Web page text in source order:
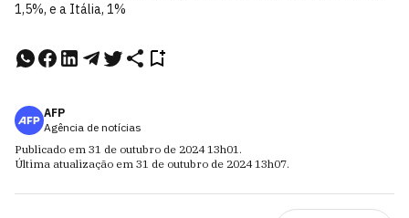
1,5%, e a Itália, 1%
AFP
Agência de notícias
Publicado em 31 de outubro de 2024 13h01.
Última atualização em 31 de outubro de 2024 13h07.